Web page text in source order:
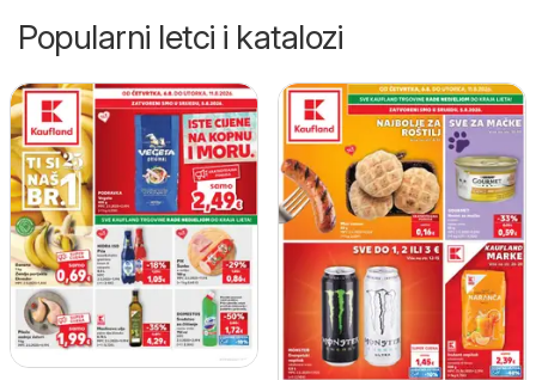
Popularni letci i katalozi